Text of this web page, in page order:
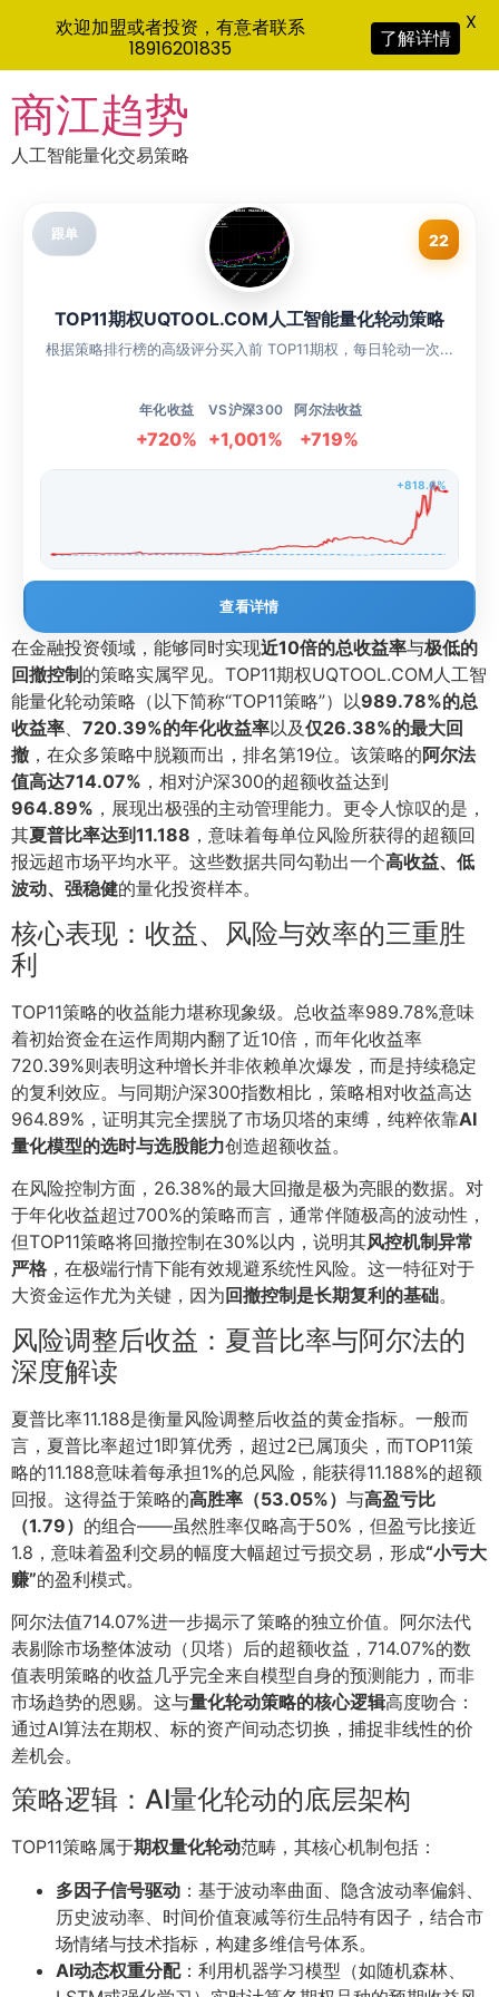
to
content
商江趋势
人工智能量化交易策略
跟单 22
TOP11期权UQTOOL.COM人工智能量化轮动策略
根据策略排行榜的高级评分买入前 TOP11期权，每日轮动一次...
年化收益
+720%
VS沪深300
+1,001%
阿尔法收益
+719%
+818.6%
查看详情
在金融投资领域，能够同时实现近10倍的总收益率与极低的
回撤控制 的策略实属罕见。TOP11期权UQTOOL.COM人工智
能量化轮动策略（以下简称“TOP11策略”）以989.78%的总
收益率、 720.39%的年化收益率以及仅26.38%的最大回
撤 ，在众多策略中脱颖而出，排名第19位。该策略的阿尔法
值高达714.07% ，相对沪深300的超额收益达到
964.89% ，展现出极强的主动管理能力。更令人惊叹的是，
其夏普比率达到11.188 ，意味着每单位风险所获得的超额回
报远超市场平均水平。这些数据共同勾勒出一个高收益、低
波动、强稳健的量化投资样本。
核心表现：收益、风险与效率的三重胜
利
TOP11策略的收益能力堪称现象级。总收益率989.78%意味
着初始资金在运作周期内翻了近10倍，而年化收益率
720.39%则表明这种增长并非依赖单次爆发，而是持续稳定
的复利效应。与同期沪深300指数相比，策略相对收益高达
964.89%，证明其完全摆脱了市场贝塔的束缚，纯粹依靠AI
量化模型的选时与选股能力创造超额收益。
在风险控制方面，26.38%的最大回撤是极为亮眼的数据。对
于年化收益超过700%的策略而言，通常伴随极高的波动性，
但TOP11策略将回撤控制在30%以内，说明其风控机制异常
严格 ，在极端行情下能有效规避系统性风险。这一特征对于
大资金运作尤为关键，因为 回撤控制是长期复利的基础。
风险调整后收益：夏普比率与阿尔法的
深度解读
夏普比率11.188是衡量风险调整后收益的黄金指标。一般而
言，夏普比率超过1即算优秀，超过2已属顶尖，而TOP11策
略的11.188意味着每承担1%的总风险，能获得11.188%的超额
回报。这得益于策略的高胜率（53.05%） 与高盈亏比
（1.79） 的组合——虽然胜率仅略高于50%，但盈亏比接近
1.8，意味着盈利交易的幅度大幅超过亏损交易，形成“小亏大
赚”的盈利模式。
阿尔法值714.07%进一步揭示了策略的独立价值。阿尔法代
表剔除市场整体波动（贝塔）后的超额收益，714.07%的数
值表明策略的收益几乎完全来自模型自身的预测能力，而非
市场趋势的恩赐。这与量化轮动策略的核心逻辑高度吻合：
通过AI算法在期权、标的资产间动态切换，捕捉非线性的价
差机会。
策略逻辑：AI量化轮动的底层架构
TOP11策略属于期权量化轮动范畴，其核心机制包括：
多因子信号驱动 ：基于波动率曲面、隐含波动率偏斜、
历史波动率、时间价值衰减等衍生品特有因子，结合市
场情绪与技术指标，构建多维信号体系。
AI动态权重分配：利用机器学习模型（如随机森林、
欢迎加盟或者投资，有意者联系
18916201835
了解详情
X